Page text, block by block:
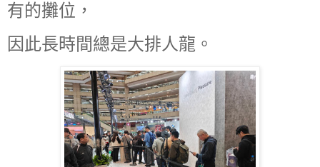
有的攤位，
因此長時間總是大排人龍。